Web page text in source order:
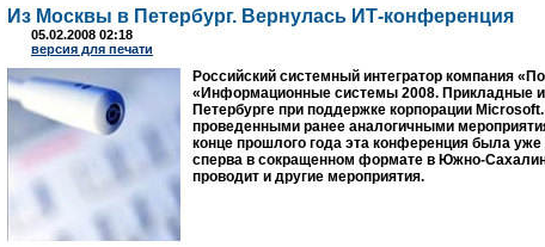
Из Москвы в Петербург. Вернулась ИТ-конференция
05.02.2008 02:18
версия для печати
Российский системный интегратор компания
«Информационные системы 2008. Прикладные
Петербурге при поддержке корпорации
проведенными ранее аналогичными
конце прошлого года эта конференция была
сперва в сокращенном формате в Южно-
проводит и другие мероприятия.